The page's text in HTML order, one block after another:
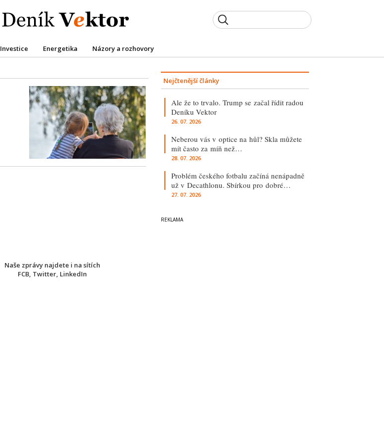
Investice Energetika Názory a rozhovory
Nejčtenější články
Ale že to trvalo. Trump se začal řídit radou
Deníku Vektor
26. 07. 2026
Neberou vás v optice na hůl? Skla můžete
mít často za míň než…
28. 07. 2026
Problém českého fotbalu začíná nenápadně
už v Decathlonu. Sbírkou pro dobré…
27. 07. 2026
Naše zprávy najdete i na sítích
FCB, Twitter, LinkedIn